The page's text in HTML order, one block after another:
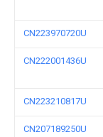
CN223970720U
CN222001436U
CN223210817U
CN207189250U